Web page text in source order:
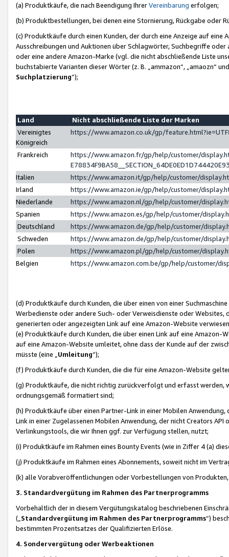
(a) Produktkäufe, die nach Beendigung IhrerVereinbarung erfolgen;
(b) Produktbestellungen, bei denen eine Stornierung, Rückgabe oder
(c) Produktkäufe durch einen Kunden, der durch eine Anzeige auf
Ausschreibungen und Auktionen über Schlagwörter, Suchbegriffe
oder eine andere Amazon-Marke (vgl. die nicht abschließende Liste
buchstabierte Varianten dieser Wörter (z. B. „ammazon“, „amaozn“
Suchplatzierung”);
Land
Nicht abschließende Liste der Marken
Vereinigtes
Königreich
https://www.amazon.co.uk/gp/
Frankreich
https://www.amazon.fr/gp/help/customer/
Italien
https://www.amazon.it/gp/help/customer/
Irland
https://www.amazon.ie/gp/help/customer/
Niederlande
https://www.amazon.nl/gp/help/customer/
Spanien
https://www.amazon.es/gp/help/customer/
Deutschland
https://www.amazon.de/gp/help/customer/
Schweden
https://www.amazon.de/gp/help/customer/
Polen
https://www.amazon.pl/gp/help/customer/
Belgien
https://www.amazon.com.be/gp/help/customer/
(d) Produktkäufe durch Kunden, die über einen von einer
Werbedienste oder andere Such- oder Verweisdienste oder Websites,
generierten oder angezeigten Link auf eine Amazon-Website
(e) Produktkäufe durch Kunden, die über einen Link auf eine
auf eine Amazon-Website umleitet, ohne dass der Kunde auf der
müsste (eine „ Umleitung“);
(f) Produktkäufe durch Kunden, die die für eine Amazon-Website
(g) Produktkäufe, die nicht richtig zurückverfolgt und erfasst werden,
ordnungsgemäß formatiert sind;
(h) Produktkäufe über einen Partner-Link in einer Mobilen
Link in einer Zugelassenen Mobilen Anwendung, der nicht Creators
Verlinkungstools, die wir Ihnen ggf. zur Verfügung stellen, nutzt;
(i) Produktkäufe im Rahmen eines Bounty Events (wie in Ziffer 4 (a)
(j) Produktkäufe im Rahmen eines Abonnements, soweit nicht im
(k) alle Vorabveröffentlichungen oder Vorbestellungen von
3. Standardvergütung im Rahmen des Partnerprogramms
Vorbehaltlich der in diesem Vergütungskatalog beschriebenen
(„ Standardvergütung im Rahmen des Partnerprogramms“)
bestimmten Prozentsatzes der Qualifizierten Erlöse.
4. Sondervergütung oder Werbeaktionen